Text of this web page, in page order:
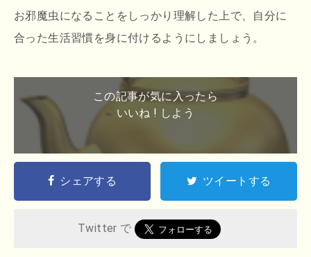
お邪魔虫になることをしっかり理解した上で、自分に
合った生活習慣を身に付けるようにしましょう。
この記事が気に入ったら
いいね ! しよう
シェアする ツイートする
Twitter で